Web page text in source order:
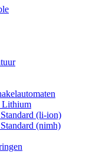
Lithium
(li-ion)
(nimh)